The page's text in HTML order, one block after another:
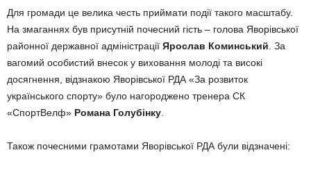
Для громади це велика честь приймати події такого масштабу.
На змаганнях був присутній почесний гість – голова Яворівської
районної державної адміністрації Ярослав Коминський. За
вагомий особистий внесок у виховання молоді та високі
досягнення, відзнакою Яворівської РДА «За розвиток
українського спорту» було нагороджено тренера СК
«СпортВелф» Романа Голубінку.
Також почесними грамотами Яворівської РДА були відзначені: